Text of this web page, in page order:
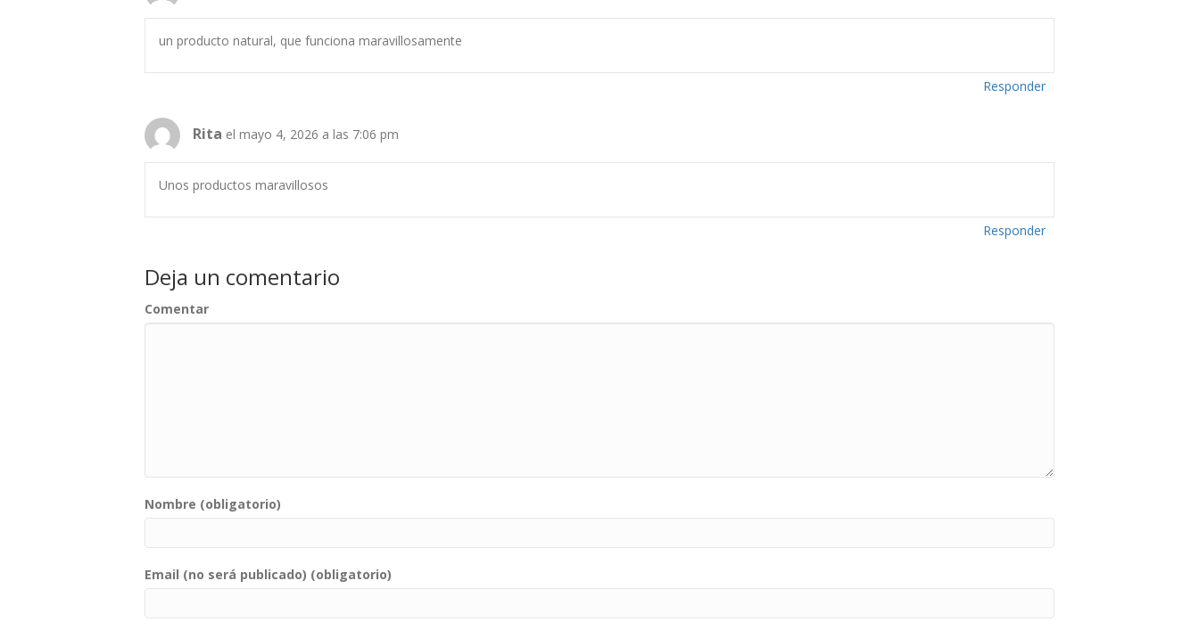
un producto natural, que funciona maravillosamente
Responder
Rita el mayo 4, 2026 a las 7:06 pm
Unos productos maravillosos
Responder
Deja un comentario
Comentar
Nombre (obligatorio)
Email (no será publicado) (obligatorio)